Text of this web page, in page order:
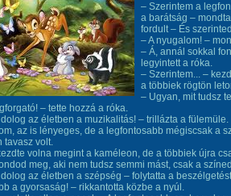
– Szerintem a
a barátság –
fordult – És
– A nyugalom! –
– Á, annál sokkal
legyintett a róka.
– Szerintem... –
a többiek rögtön
– Ugyan, mit tudsz
– tette hozzá a róka.
az életben a muzikalitás! – trillázta a fülemüle.
az is lényeges, de a legfontosabb mégiscsak a
tavasz volt.
volna megint a kaméleon, de a többiek újra
meg, aki nem tudsz semmi mást, csak a
az életben a szépség – folytatta a
a gyorsaság! – rikkantotta közbe a nyúl.